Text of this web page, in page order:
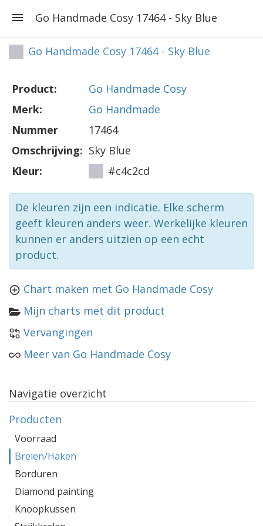
Go Handmade Cosy 17464 - Sky Blue
Go Handmade Cosy 17464 - Sky Blue
Product:
Go Handmade Cosy
Merk:
Go Handmade
Nummer
17464
Omschrijving: Sky Blue
Kleur:
#c4c2cd
De kleuren zijn een indicatie. Elke scherm
geeft kleuren anders weer. Werkelijke kleuren
kunnen er anders uitzien op een echt
product.
Chart maken met Go Handmade Cosy
Mijn charts met dit product
Vervangingen
Meer van Go Handmade Cosy
Navigatie overzicht
Producten
Voorraad
Breien/Haken
Borduren
Diamond painting
Knoopkussen